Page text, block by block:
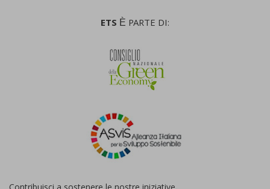
ETS È PARTE DI: